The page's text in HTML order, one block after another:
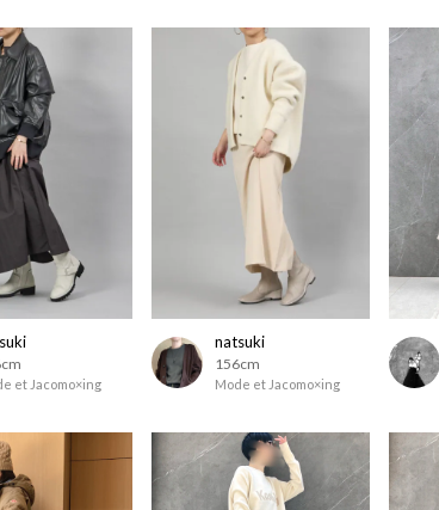
et Jacomo×ing
natsuki
156cm
Mode et Jacomo×ing